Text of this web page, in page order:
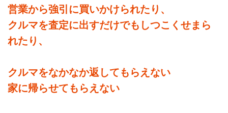
営業から強引に買いかけられたり、
クルマを査定に出すだけでもしつこくせまら
れたり、
クルマをなかなか返してもらえない
家に帰らせてもらえない